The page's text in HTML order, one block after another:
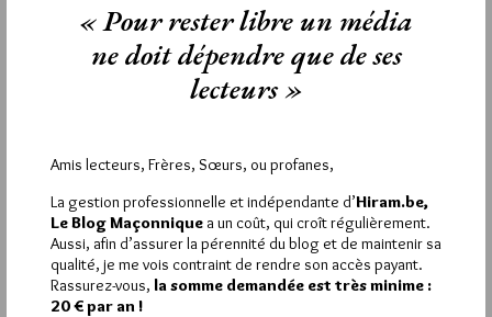
Étiquettes :Blog Maçonnique Le Mur du Maçon
réservée aux abonnés.
Si vous souhaitez rédiger des
commentaires, vous devez :
« Pour rester libre un média
ne doit dépendre que de ses
lecteurs »
Amis lecteurs, Frères, Sœurs, ou profanes,
La gestion professionnelle et indépendante d’Hiram.be,
Le Blog Maçonnique a un coût, qui croît régulièrement.
Aussi, afin d’assurer la pérennité du blog et de maintenir sa
qualité, je me vois contraint de rendre son accès payant.
Rassurez-vous, la somme demandée est très minime :
20 € par an !